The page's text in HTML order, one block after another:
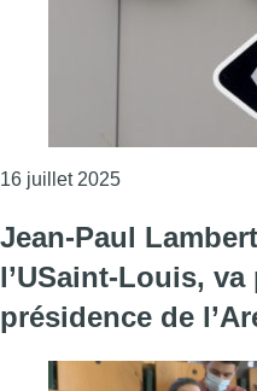
16 juillet 2025Consulter
Jean-Paul
l’USaint-Louis, va
présidence de